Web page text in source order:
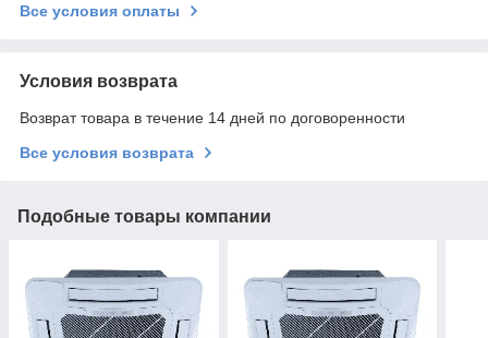
Все условия оплаты
Условия возврата
Возврат товара в течение 14 дней по договоренности
Все условия возврата
Подобные товары компании